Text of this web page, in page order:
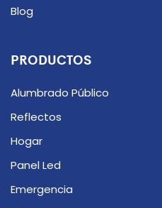
Blog
PRODUCTOS
Alumbrado Público
Reflectos
Hogar
Panel Led
Emergencia